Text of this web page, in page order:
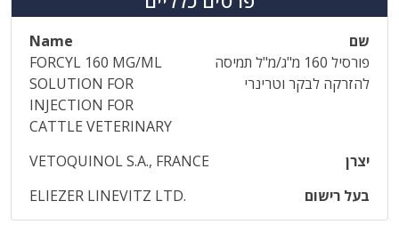
שם
Name
פורסיל 160 מ"ג/מ"ל תמיסה
להזרקה לבקר וטרינרי
FORCYL 160 MG/ML
SOLUTION FOR
INJECTION FOR
CATTLE VETERINARY
יצרן
VETOQUINOL S.A., FRANCE
בעל רישום
ELIEZER LINEVITZ LTD.